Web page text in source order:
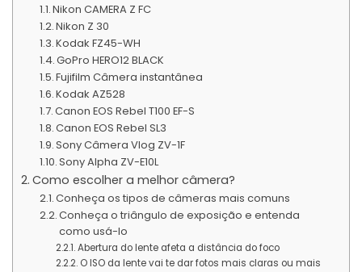
Nikon CAMERA Z FC
Nikon Z 30
Kodak FZ45-WH
GoPro HERO12 BLACK
Fujifilm Câmera instantânea
Kodak AZ528
Canon EOS Rebel T100 EF-S
Canon EOS Rebel SL3
Sony Câmera Vlog ZV-1F
Sony Alpha ZV-E10L
Como escolher a melhor câmera?
Conheça os tipos de câmeras mais comuns
Conheça o triângulo de exposição e entenda
como usá-lo
Abertura do lente afeta a distância do foco
O ISO da lente vai te dar fotos mais claras ou mais